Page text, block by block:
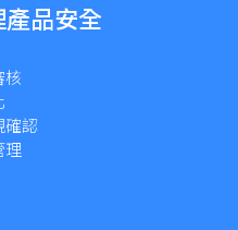
品安全
核
確認
理